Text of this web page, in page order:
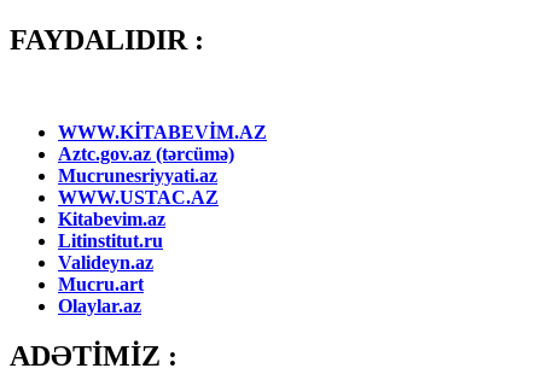
FAYDALIDIR :
WWW.KİTABEVİM.AZ
Aztc.gov.az (tərcümə)
Mucrunesriyyati.az
WWW.USTAC.AZ
Kitabevim.az
Litinstitut.ru
Valideyn.az
Mucru.art
Olaylar.az
ADƏTİMİZ :